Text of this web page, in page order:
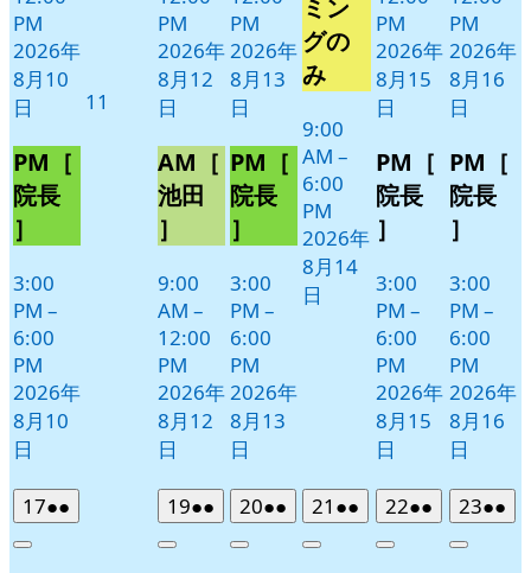
PM
2026年
8月10
日
PM［
院長
］
3:00
PM –
6:00
PM
2026年
8月10
日
11
PM
2026年
8月12
日
AM［
池田
］
9:00
AM –
12:00
PM
2026年
8月12
日
PM
2026年
8月13
日
PM［
院長
］
3:00
PM –
6:00
PM
2026年
8月13
日
日ン
ト)
ミン
グの
み
9:00
AM –
6:00
PM
2026年
8月14
日
PM
2026年
8月15
日
PM［
院長
］
3:00
PM –
6:00
PM
2026年
8月15
日
PM
2026年
8月16
日
PM［
院長
］
3:00
PM –
6:00
PM
2026年
8月16
日
172026
年
●●
件
Close
192026
年
●●
件
Close
202026
年
●●
件
Close
21 2026
年
●●
件
Close
222026
年
●●
件
Close
232026
年
●●
件
Close